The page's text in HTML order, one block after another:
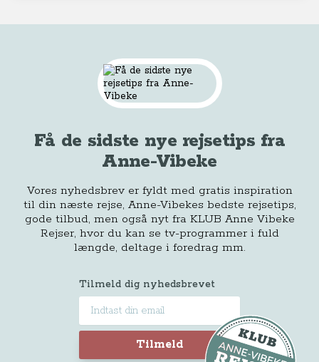
Få de sidste nye rejsetips fra
Anne-Vibeke
Vores nyhedsbrev er fyldt med gratis inspiration
til din næste rejse, Anne-Vibekes bedste rejsetips,
gode tilbud, men også nyt fra KLUB Anne Vibeke
Rejser, hvor du kan se tv-programmer i fuld
længde, deltage i foredrag mm.
Tilmeld dig nyhedsbrevet
Tilmeld